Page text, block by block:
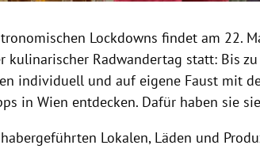
Lockdowns findet am 22.
kulinarischer Radwandertag statt: Bis
individuell und auf eigene Faust mit
in Wien entdecken. Dafür haben sie
Lokalen, Läden und